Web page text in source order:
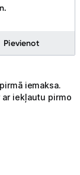
Pievienot
iemaksa.
ar iekļautu pirmo